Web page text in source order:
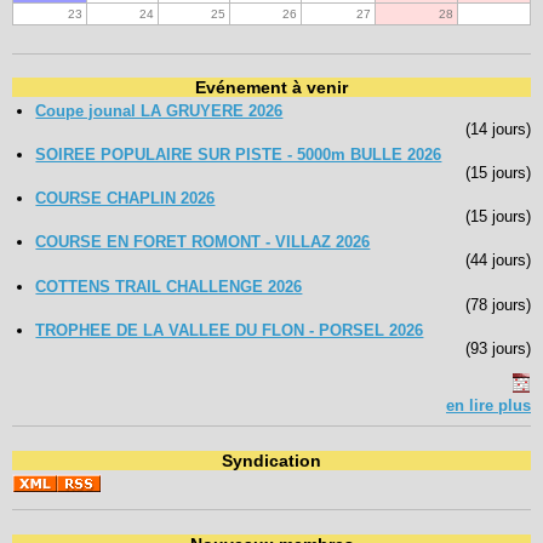
23
24 25 26 27 28
Evénement à venir
Coupe jounal LA GRUYERE 2026
(14 jours)
SOIREE POPULAIRE SUR PISTE - 5000m BULLE 2026
(15 jours)
COURSE CHAPLIN 2026
(15 jours)
COURSE EN FORET ROMONT - VILLAZ 2026
(44 jours)
COTTENS TRAIL CHALLENGE 2026
(78 jours)
TROPHEE DE LA VALLEE DU FLON - PORSEL 2026
(93 jours)
en lire plus
Syndication